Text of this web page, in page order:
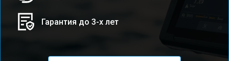
Гарантия до 3-х лет